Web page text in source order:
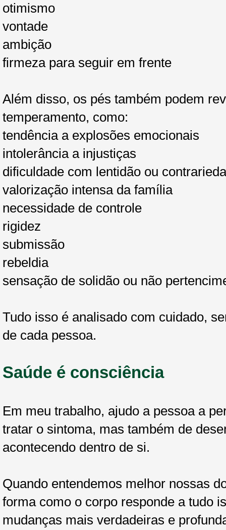
otimismo
vontade
ambição
firmeza para seguir em frente
Além disso, os pés também podem
temperamento, como:
tendência a explosões emocionais
intolerância a injustiças
dificuldade com lentidão ou
valorização intensa da família
necessidade de controle
rigidez
submissão
rebeldia
sensação de solidão ou não
Tudo isso é analisado com cuidado,
de cada pessoa.
Saúde é consciência
Em meu trabalho, ajudo a pessoa a
tratar o sintoma, mas também de
acontecendo dentro de si.
Quando entendemos melhor nossas
forma como o corpo responde a tudo
mudanças mais verdadeiras e